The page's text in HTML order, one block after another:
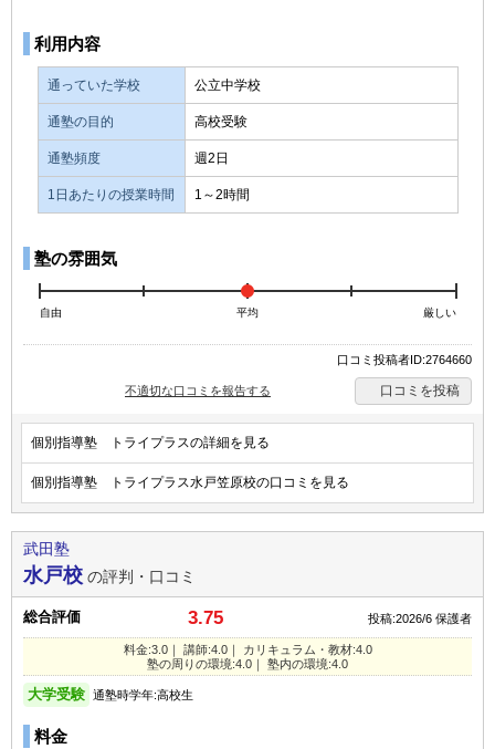
利用内容
通っていた学校 公立中学校
通塾の目的 高校受験
通塾頻度 週2日
1日あたりの授業時間 1～2時間
塾の雰囲気
自由 平均 厳しい
口コミ投稿者ID:2764660
不適切な口コミを報告する 口コミを投稿
個別指導塾 トライプラスの詳細を見る
個別指導塾 トライプラス水戸笠原校の口コミを見る
武田塾
水戸校 の評判・口コミ
総合評価 3.75 投稿:2026/6 保護者
料金:3.0｜ 講師:4.0｜ カリキュラム・教材:4.0
塾の周りの環境:4.0｜ 塾内の環境:4.0
大学受験 通塾時学年:高校生
料金